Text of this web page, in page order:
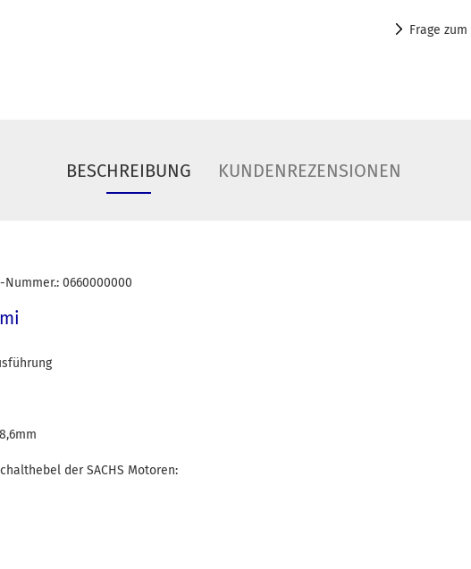
Frage
BESCHREIBUNG KUNDENREZENSIONEN
0660000000
der SACHS Motoren: